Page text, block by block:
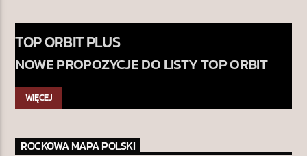
TOP ORBIT PLUS
NOWE PROPOZYCJE DO LISTY TOP ORBIT
WIĘCEJ
ROCKOWA MAPA POLSKI